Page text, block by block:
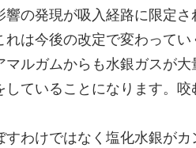
の発現が吸入経路に限定さ
は今後の改定で変わってい
ルガムからも水銀ガスが
ていることになります。
わけではなく塩化水銀がカ